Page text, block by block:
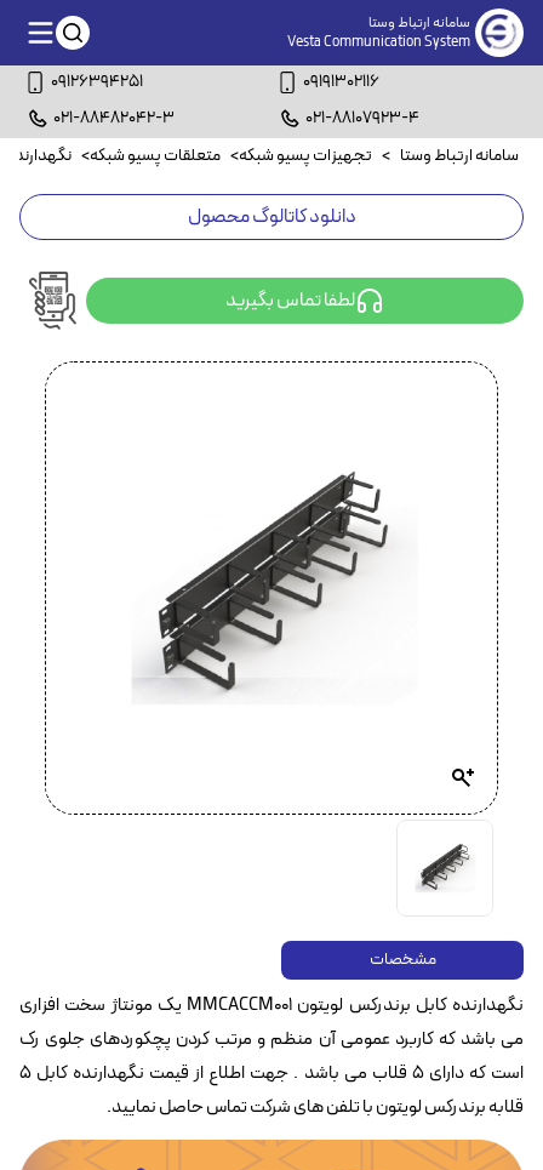
سامانه ارتباط وستا
Vesta Communication System
09126394251
09191302116
021-88482042-3
021-88107923-4
سامانه ارتباط وستا > تجهیزات پسیو شبکه> متعلقات پسیو شبکه> نگهدارنده
دانلود کاتالوگ محصول
لطفا تماس بگیرید
مشخصات
نگهدارنده کابل برندرکس لویتون MMCACCM001 یک مونتاژ سخت افزاری
می باشد که کاربرد عمومی آن منظم و مرتب کردن پچکوردهای جلوی رک
است که دارای ۵ قلاب می باشد . جهت اطلاع از قیمت نگهدارنده کابل ۵
قلابه برندرکس لویتون با تلفن های شرکت تماس حاصل نمایید.